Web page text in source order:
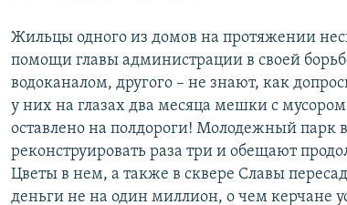
Жильцы одного из домов на протяжении
помощи главы администрации в своей
водоканалом, другого – не знают, как
у них на глазах два месяца мешки с
оставлено на полдороги! Молодежный
реконструировать раза три и обещают
Цветы в нем, а также в сквере Славы
деньги не на один миллион, о чем керчане